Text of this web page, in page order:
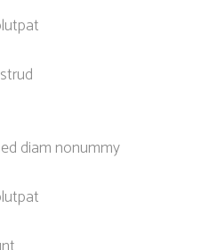
diam nonummy